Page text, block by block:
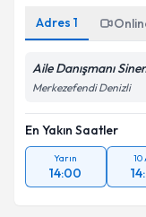
Adres 1
Aile Danışmanı
Merkezefendi Denizli
En Yakın Saatler
Yarın
14:00
10